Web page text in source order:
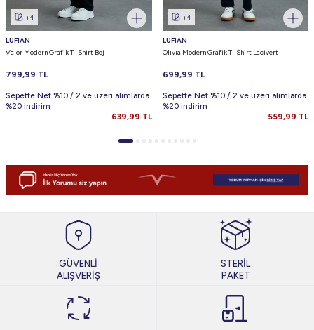
+4
LUFIAN
Valor Modern Grafik T- Shirt Bej
799,99 TL
Sepette Net %10 / 2 ve üzeri alımlarda
%20 indirim
639,99 TL
+4
LUFIAN
Olıvıa Modern Grafik T- Shirt Lacivert
699,99 TL
Sepette Net %10 / 2 ve üzeri alımlarda
%20 indirim
559,99 TL
GÜVENLİ
ALIŞVERİŞ
STERİL
PAKET